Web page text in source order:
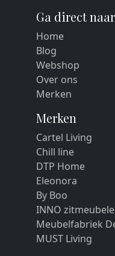
Ga direct
Home
Blog
Webshop
Over ons
Merken
Merken
Cartel Living
Chill line
DTP Home
Eleonora
By Boo
INNO
Meubelfabriek
MUST Living